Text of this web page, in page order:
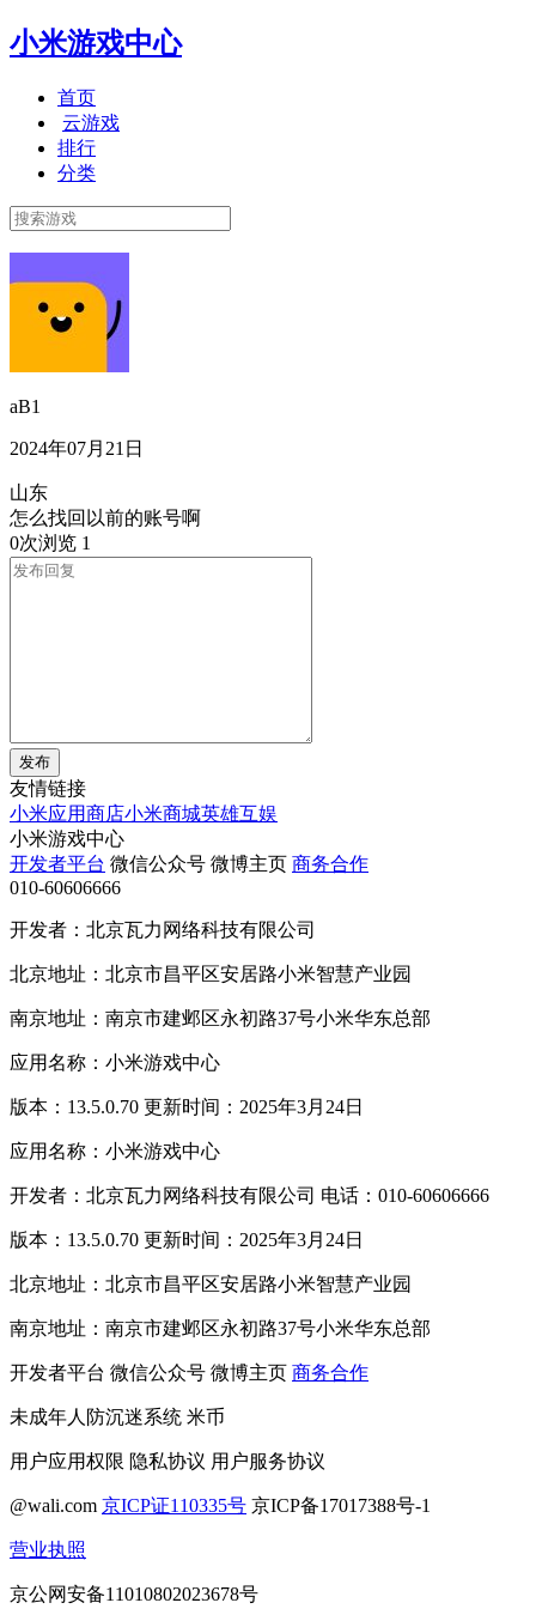
小米游戏中心
首页
云游戏
排行
分类
aB1
2024年07月21日
山东
怎么找回以前的账号啊
0次浏览 1
发布
友情链接
小米应用商店小米商城英雄互娱
小米游戏中心
开发者平台 微信公众号 微博主页 商务合作
010-60606666
开发者：北京瓦力网络科技有限公司
北京地址：北京市昌平区安居路小米智慧产业园
南京地址：南京市建邺区永初路37号小米华东总部
应用名称：小米游戏中心
版本：13.5.0.70 更新时间：2025年3月24日
应用名称：小米游戏中心
开发者：北京瓦力网络科技有限公司 电话：010-60606666
版本：13.5.0.70 更新时间：2025年3月24日
北京地址：北京市昌平区安居路小米智慧产业园
南京地址：南京市建邺区永初路37号小米华东总部
开发者平台 微信公众号 微博主页 商务合作
未成年人防沉迷系统 米币
用户应用权限 隐私协议 用户服务协议
@wali.com 京ICP证110335号 京ICP备17017388号-1
营业执照
京公网安备11010802023678号